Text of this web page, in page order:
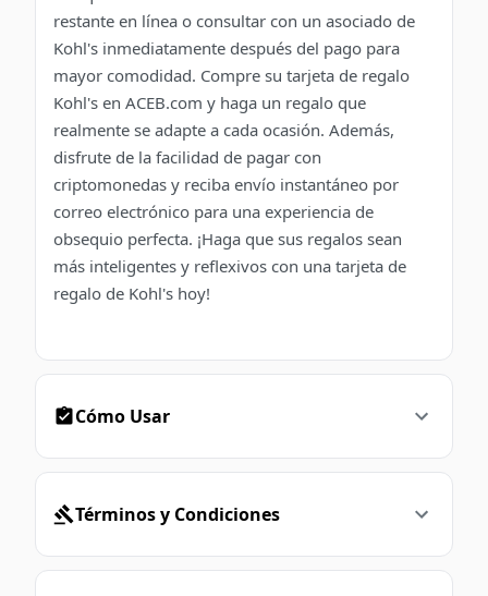
restante en línea o consultar con un asociado de
Kohl's inmediatamente después del pago para
mayor comodidad. Compre su tarjeta de regalo
Kohl's en ACEB.com y haga un regalo que
realmente se adapte a cada ocasión. Además,
disfrute de la facilidad de pagar con
criptomonedas y reciba envío instantáneo por
correo electrónico para una experiencia de
obsequio perfecta. ¡Haga que sus regalos sean
más inteligentes y reflexivos con una tarjeta de
regalo de Kohl's hoy!
Cómo Usar
Términos y Condiciones